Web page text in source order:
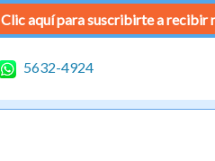
Clic aquí para suscribirte a recibir
5632-4924